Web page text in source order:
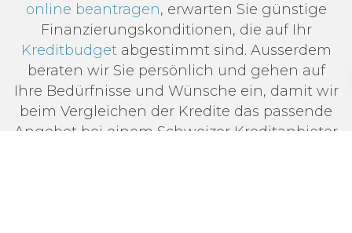
online beantragen, erwarten Sie günstige
Finanzierungskonditionen, die auf Ihr
Kreditbudgetabgestimmt sind. Ausserdem
beraten wir Sie persönlich und gehen auf
Ihre Bedürfnisse und Wünsche ein, damit wir
beim Vergleichen der Kredite das passende
Angebot bei einem Schweizer Kreditanbieter